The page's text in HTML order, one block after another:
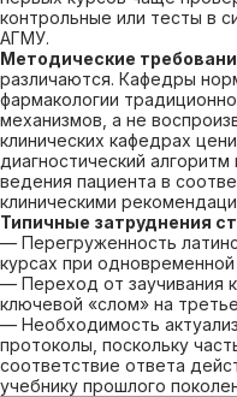
контрольные или тесты в
АГМУ.
Методические
различаются. Кафедры
фармакологии
механизмов, а не
клинических кафедрах
диагностический
ведения пациента в
клиническими
Типичные затруднения
— Перегруженность
курсах при
— Переход от заучивания
ключевой «слом» на
— Необходимость
протоколы, поскольку
соответствие ответа
учебнику прошлого